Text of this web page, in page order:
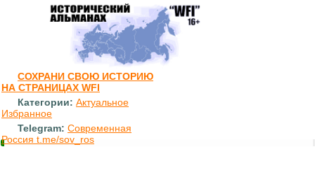
СОХРАНИ СВОЮ ИСТОРИЮ
НА СТРАНИЦАХ WFI
Категории: Актуальное
Избранное
Telegram: Современная
Россия t.me/sov_ros